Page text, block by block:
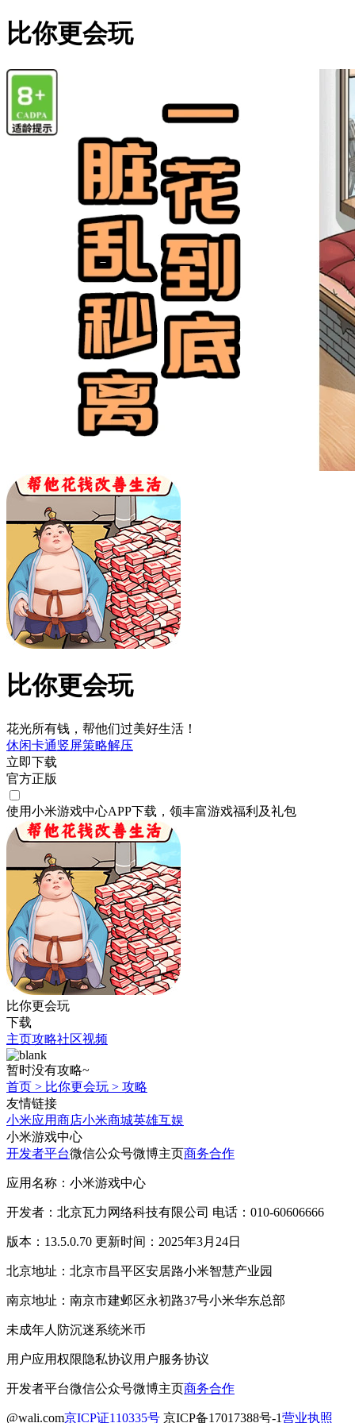
比你更会玩
比你更会玩
花光所有钱，帮他们过美好生活！
休闲卡通竖屏策略解压
立即下载
官方正版
使用小米游戏中心APP下载 ，领丰富游戏福利 及礼包
比你更会玩
下载
主页攻略社区视频
暂时没有攻略~
首页 > 比你更会玩 > 攻略
友情链接
小米应用商店小米商城英雄互娱
小米游戏中心
开发者平台微信公众号微博主页商务合作
应用名称：小米游戏中心
开发者：北京瓦力网络科技有限公司 电话：010-60606666
版本：13.5.0.70 更新时间：2025年3月24日
北京地址：北京市昌平区安居路小米智慧产业园
南京地址：南京市建邺区永初路37号小米华东总部
未成年人防沉迷系统米币
用户应用权限隐私协议用户服务协议
开发者平台微信公众号微博主页商务合作
@wali.com京ICP证110335号 京ICP备17017388号-1营业执照